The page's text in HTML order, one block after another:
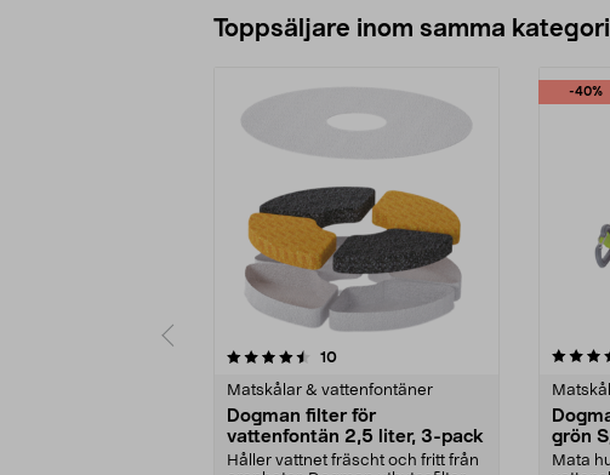
Toppsäljare inom samma kategori
10recensioner
Matskålar & vattenfontäner
Dogman filter för
vattenfontän 2,5 liter, 3-pack
Håller vattnet fräscht och fritt från
-40%
4.0 av 5 stjärnor
grön
Mata